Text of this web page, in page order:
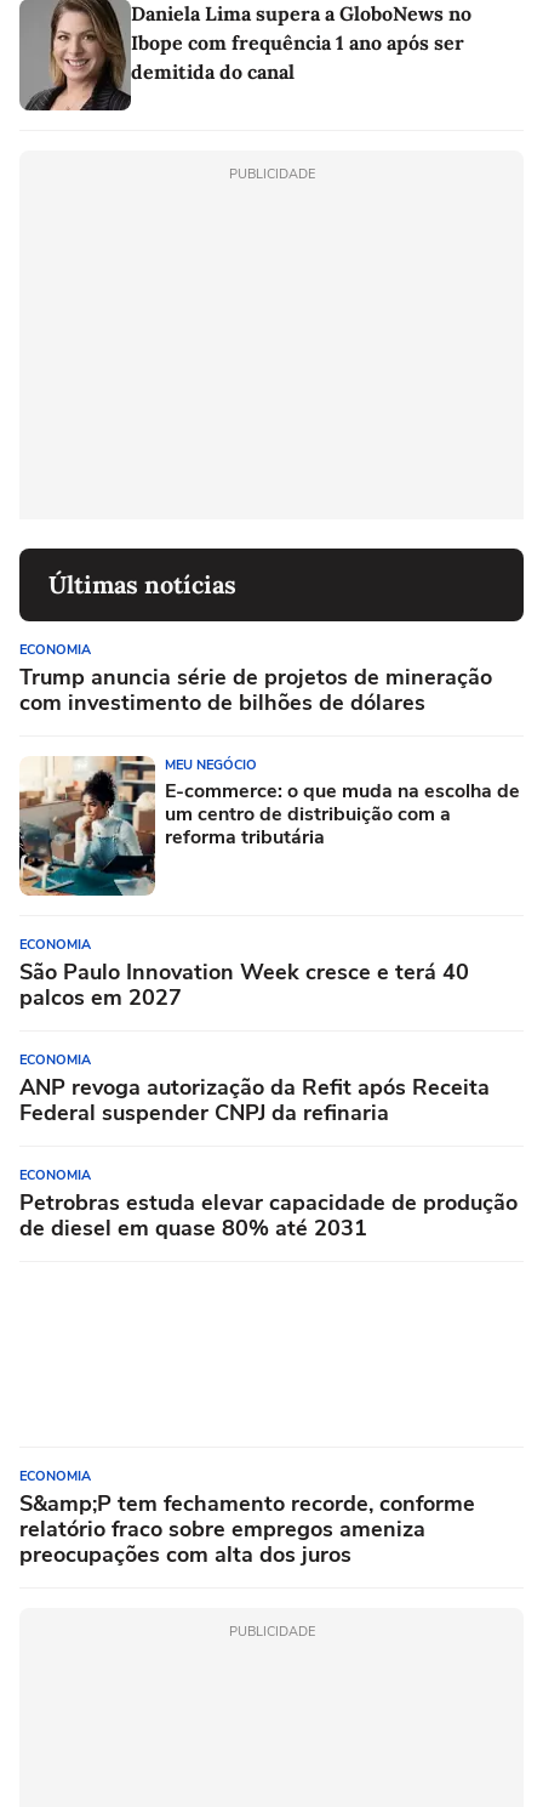
Daniela Lima supera a GloboNews no
Ibope com frequência 1 ano após ser
demitida do canal
PUBLICIDADE
Últimas notícias
ECONOMIA
Trump anuncia série de projetos de mineração
com investimento de bilhões de dólares
MEU NEGÓCIO
E-commerce: o que muda na escolha de
um centro de distribuição com a
reforma tributária
ECONOMIA
São Paulo Innovation Week cresce e terá 40
palcos em 2027
ECONOMIA
ANP revoga autorização da Refit após Receita
Federal suspender CNPJ da refinaria
ECONOMIA
Petrobras estuda elevar capacidade de produção
de diesel em quase 80% até 2031
ECONOMIA
S&amp;P tem fechamento recorde, conforme
relatório fraco sobre empregos ameniza
preocupações com alta dos juros
PUBLICIDADE